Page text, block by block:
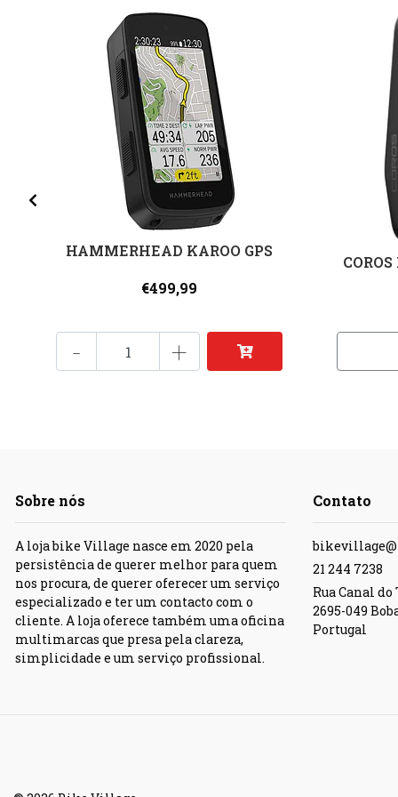
HAMMERHEAD KAROO GPS
€499,99
- +
Sobre nós
A loja bike Village nasce em 2020 pela
persistência de querer melhor para quem
nos procura, de querer oferecer um serviço
especializado e ter um contacto com o
cliente. A loja oferece também uma oficina
multimarcas que presa pela clareza,
simplicidade e um serviço profissional.
Contato
21 244 7238
Rua Canal do
2695-049
Portugal